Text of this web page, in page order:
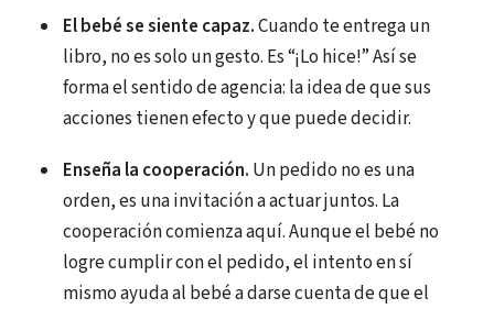
El bebé se siente capaz.Cuando te entrega un
libro, no es solo un gesto. Es “¡Lo hice!” Así se
forma el sentido de agencia: la idea de que sus
acciones tienen efecto y que puede decidir.
Enseña la cooperación. Un pedido no es una
orden, es una invitación a actuar juntos. La
cooperación comienza aquí. Aunque el bebé no
logre cumplir con el pedido, el intento en sí
mismo ayuda al bebé a darse cuenta de que el